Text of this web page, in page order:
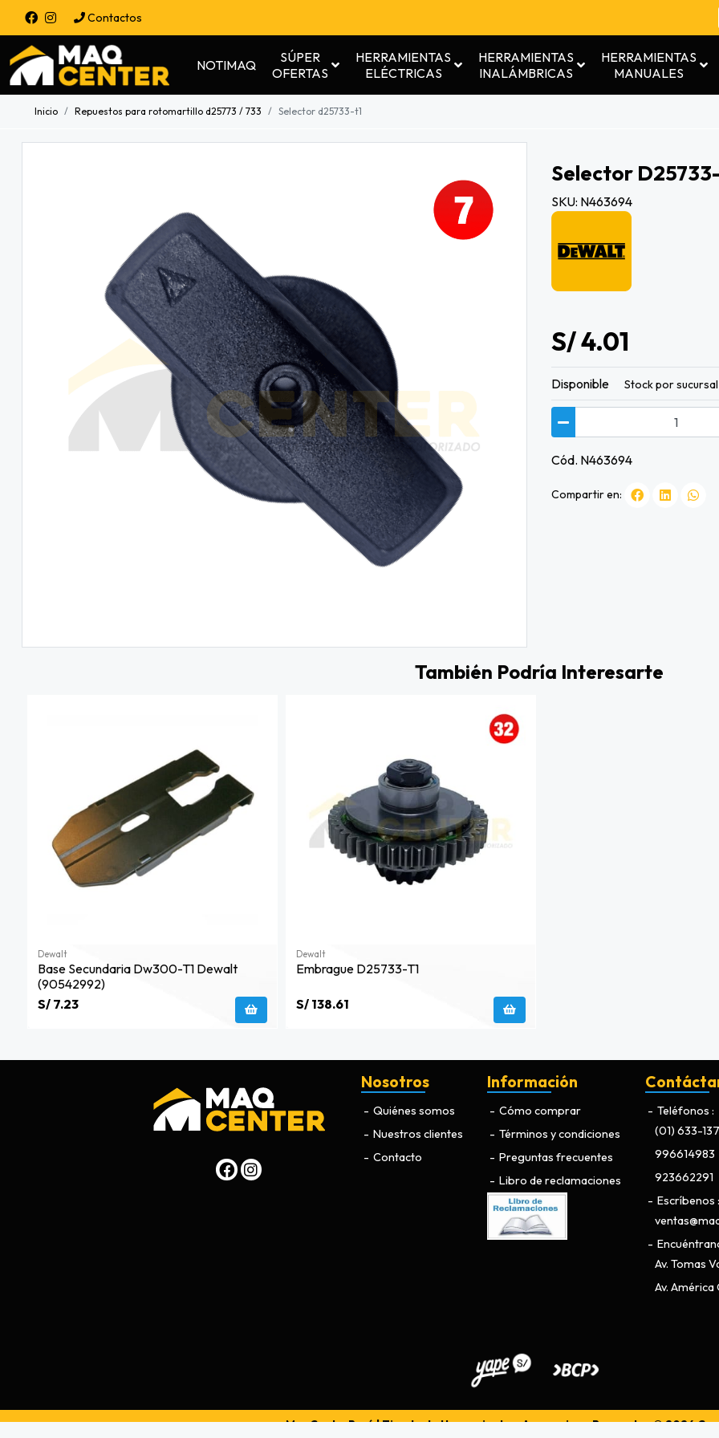
Contactos
NOTIMAQ
SÚPER
OFERTAS
HERRAMIENTAS
ELÉCTRICAS
HERRAMIENTAS
INALÁMBRICAS
HERRAMIENTAS
MANUALES
Inicio Repuestos para rotomartillo d25773 / 733 Selector d25733-t1
Selector
SKU: N463694
S/ 4.01
Disponible Stock por sucursal
Cód. N463694
Compartir en:
También Podría Interesarte
Dewalt
Base Secundaria Dw300-T1 Dewalt
(90542992)
S/ 7.23
Dewalt
Embrague D25733-T1
S/ 138.61
Nosotros
Quiénes somos
Nuestros clientes
Contacto
Información
Cómo comprar
Términos y condiciones
Preguntas frecuentes
Libro de reclamaciones
Teléfonos
(01) 633-
996614983
923662291
Escríbenos
Av. Tomas
Av. América
MaqCenterPerú | Tienda de Herramientas, Accesorios y Repuestos © 2026